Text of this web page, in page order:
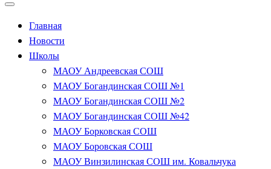
Главная
Новости
Школы
МАОУ Андреевская СОШ
МАОУ Богандинская СОШ №1
МАОУ Богандинская СОШ №2
МАОУ Богандинская СОШ №42
МАОУ Борковская СОШ
МАОУ Боровская СОШ
МАОУ Винзилинская СОШ им. Ковальчука